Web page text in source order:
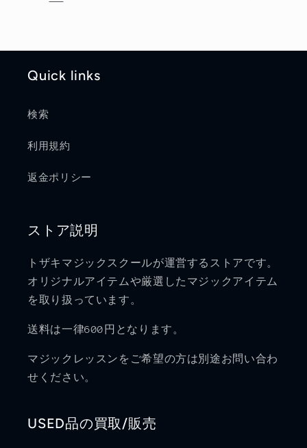
Quick links
検索
利用規約
返金ポリシー
ストア説明
トザキマジックスクールが運営するストアです。
オリジナルアイテムや厳選したマジックアイテム
を取り扱っています。
送料は一律600円となります。
マジックレッスンをご希望の方は別途お問い合わ
せください。
USED品の買取/販売